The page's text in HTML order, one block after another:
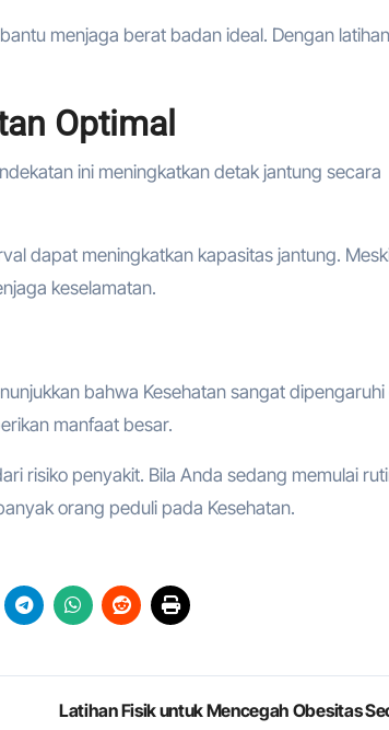
menjaga berat badan ideal. Dengan latihan
Optimal
ini meningkatkan detak jantung secara
dapat meningkatkan kapasitas jantung.
keselamatan.
bahwa Kesehatan sangat dipengaruhi
manfaat besar.
risiko penyakit. Bila Anda sedang memulai
orang peduli pada Kesehatan.
Latihan Fisik untuk Mencegah Obesitas